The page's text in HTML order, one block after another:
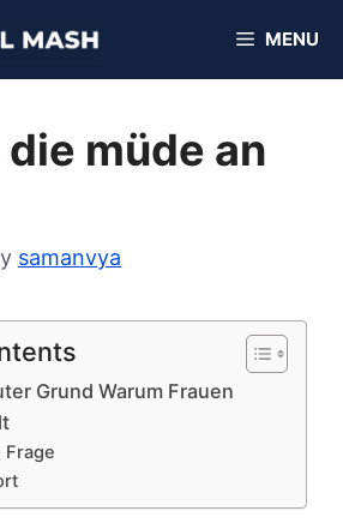
MENU
die müde an
samanvya
Grund Warum Frauen
Frage